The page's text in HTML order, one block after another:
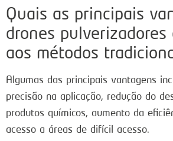
Quais as principais
drones pulverizadores
aos métodos
Algumas das principais vantagens
precisão na aplicação, redução do
produtos químicos, aumento da
acesso a áreas de difícil acesso.